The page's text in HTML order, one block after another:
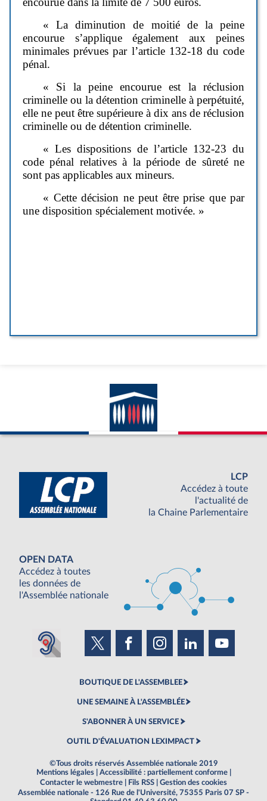
LCP
Accédez à toute
l'actualité de
la Chaine Parlementaire
OPEN DATA
Accédez à toutes
les données de
l'Assemblée nationale
BOUTIQUE DE L'ASSEMBLEE
UNE SEMAINE À L'ASSEMBLÉE
S'ABONNER À UN SERVICE
OUTIL D'ÉVALUATION LEXIMPACT
©Tous droits réservés Assemblée nationale 2019
Mentions légales
Accessibilité : partiellement conforme
Contacter le webmestre
Fils RSS
Gestion des cookies
Assemblée nationale - 126 Rue de l'Université, 75355 Paris 07 SP -